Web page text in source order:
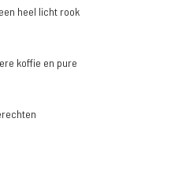
heel licht rook
koffie en pure